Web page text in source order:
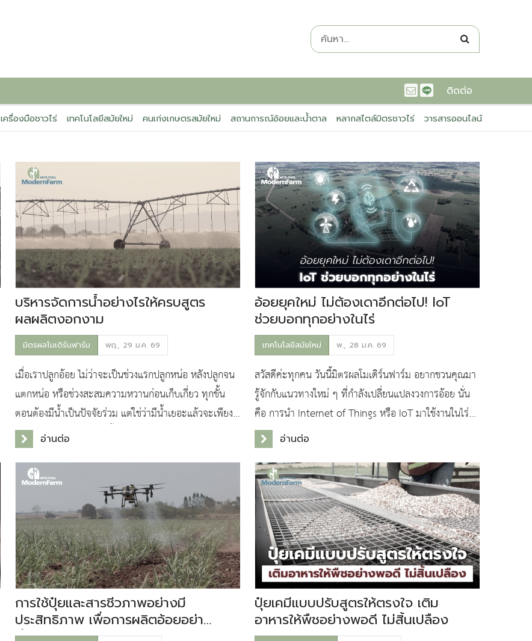
ติดต่อ
เครื่องมือชาวไร่ เทคโนโลยีสมัยใหม่ คนเก่งเกษตรสมัยใหม่ สถานการณ์อ้อยและน้ำตาล หลากสไตล์มิตรชาวไร่ วารสารออนไลน์
บริหารจัดการน้ำอย่างไรให้ครบสูตร
ผลผลิตงอกงาม
มิตรผลโมเดิร์นฟาร์ม พฤ., 29 ม.ค. 69
เมื่อเราปลูกอ้อย ไม่ว่าจะเป็นช่วงแรกปลูกหน่อ หลังปลูกจน
แตกหน่อ หรือช่วงสะสมความหวานก่อนเก็บเกี่ยว ทุกขั้น
ตอนต้องมีน้ำเป็นปัจจัยร่วม แต่ใช่ว่ามีน้ำเยอะแล้วจะเพียง
พอเสมอไปนะคะ เพราะน้ำที่มากเกินไปหรือน้
อ่านต่อ
อ้อยยุคใหม่ ไม่ต้องเดาอีกต่อไป! IoT
ช่วยบอกทุกอย่างในไร่
เทคโนโลยีสมัยใหม่ พ., 28 ม.ค. 69
สวัสดีค่ะทุกคน วันนี้มิตรผลโมเดิร์นฟาร์ม อยากชวนคุณมา
รู้จักกับแนวทางใหม่ ๆ ที่กำลังเปลี่ยนแปลงวงการอ้อย นั่น
คือ การนำ Internet of Things หรือ IoT มาใช้งานในไร่
อ้อยของเราค่ะ
อ่านต่อ
การใช้ปุ๋ยและสารชีวภาพอย่างมี
ประสิทธิภาพ เพื่อการผลิตอ้อยอย่าง
ยั่งยืน
ปุ๋ยเคมีแบบปรับสูตรให้ตรงใจ เติม
อาหารให้พืชอย่างพอดี ไม่สิ้นเปลือง